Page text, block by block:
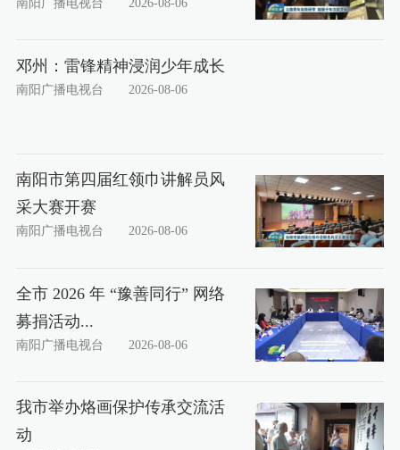
邓州：雷锋精神浸润少年成长
南阳广播电视台 2026-08-06
南阳市第四届红领巾讲解员风
采大赛开赛
南阳广播电视台 2026-08-06
全市 2026 年 “豫善同行” 网络
募捐活动...
南阳广播电视台 2026-08-06
我市举办烙画保护传承交流活
动